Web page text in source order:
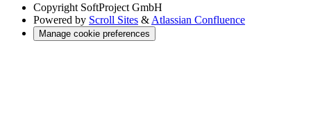
Copyright SoftProject GmbH
Powered by Scroll Sites & Atlassian Confluence
Manage cookie preferences